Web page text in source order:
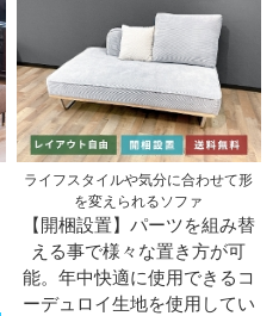
ライフスタイルや気分に合わせて形
を変えられるソファ
【開梱設置】パーツを組み替
える事で様々な置き方が可
能。年中快適に使用できるコ
ーデュロイ生地を使用してい